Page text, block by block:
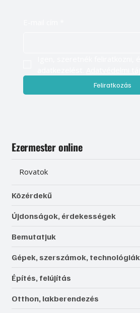
Feliratkozás
Ezermester online
Rovatok
Közérdekű
Újdonságok, érdekességek
Bemutatjuk
Gépek, szerszámok, technológiák
Építés, felújítás
Otthon, lakberendezés